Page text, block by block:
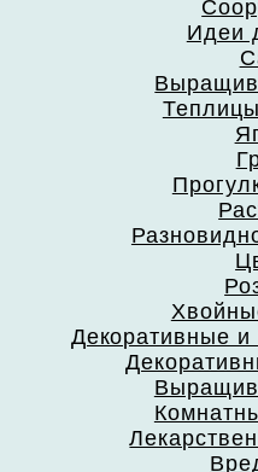
Идеи
Декоративные